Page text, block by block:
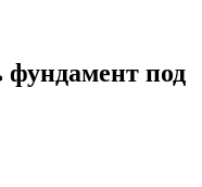
под